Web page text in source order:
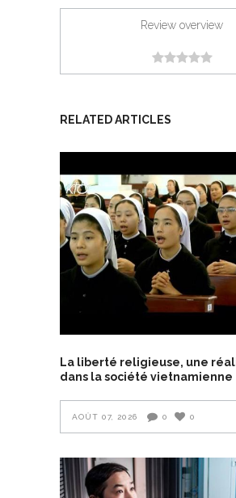
Review overview
RELATED ARTICLES
La liberté religieuse, une
dans la société vietnamienne
AOÛT 07, 2026 0 0